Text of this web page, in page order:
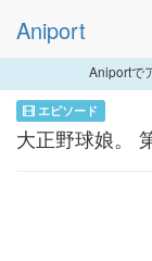
Aniport
Aniportで
エピソード
大正野球娘。